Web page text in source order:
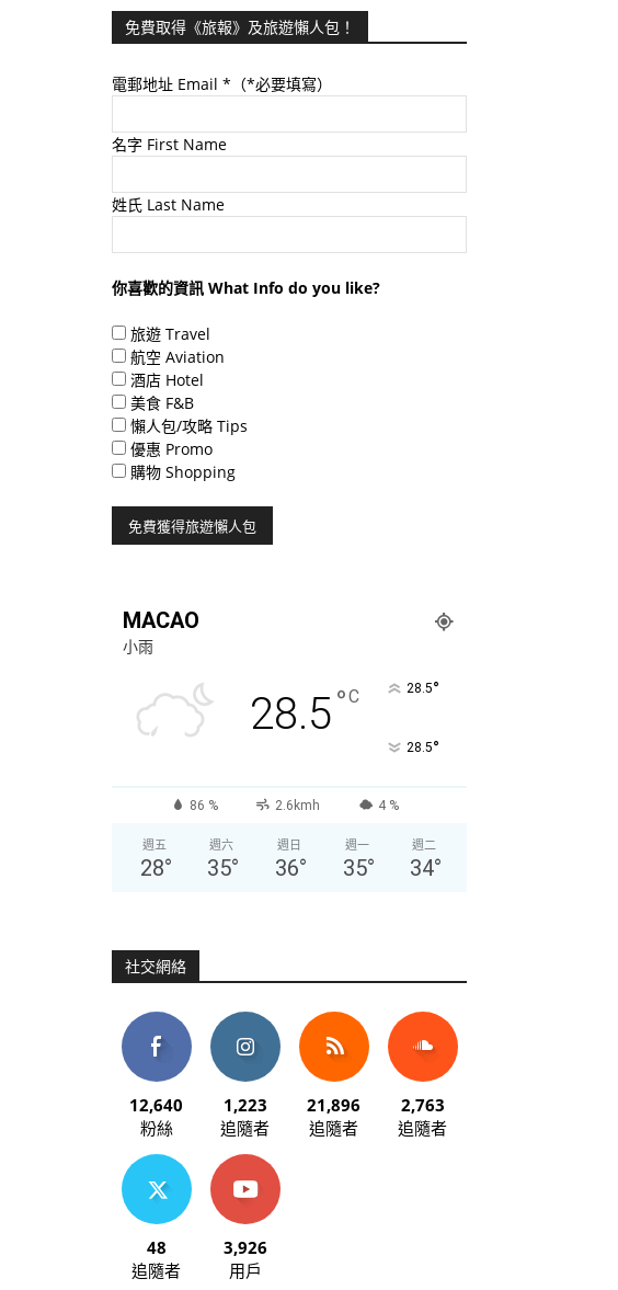
免費取得《旅報》及旅遊懶人包！
電郵地址 Email *（*必要填寫）
名字 First Name
姓氏 Last Name
你喜歡的資訊 What Info do you like?
旅遊 Travel
航空 Aviation
酒店 Hotel
美食 F&B
懶人包/攻略 Tips
優惠 Promo
購物 Shopping
MACAO
小雨
28.5°C 28.5°
28.5°
86 % 2.6kmh 4 %
週五
28°
週六
35°
週日
36°
週一
35°
週二
34°
社交網絡
12,640
粉絲
1,223
追隨者
21,896
追隨者
2,763
追隨者
48
追隨者
3,926
用戶